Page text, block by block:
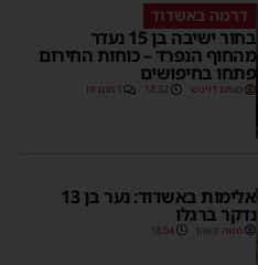
דרמה באשדוד
בחור ישיבה בן 15 נעדר
מהחוף הנפרד – כוחות החירום
פתחו בחיפושים
מנחם דויטש 18:32 1 תגובות
אלימות באשדוד: נער בן 13
נדקר ברגלו
משה קאהן 18:04